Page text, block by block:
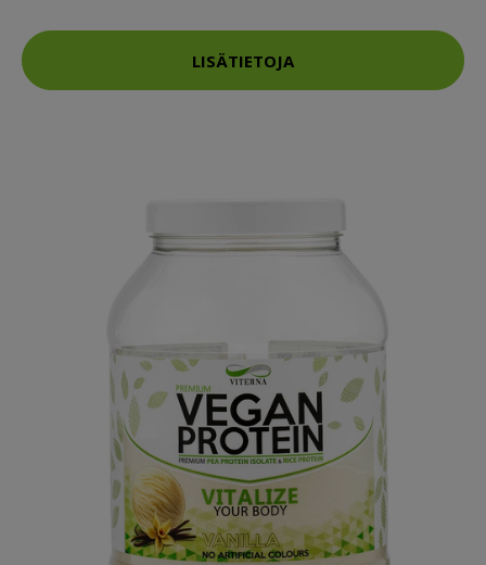
LISÄTIETOJA